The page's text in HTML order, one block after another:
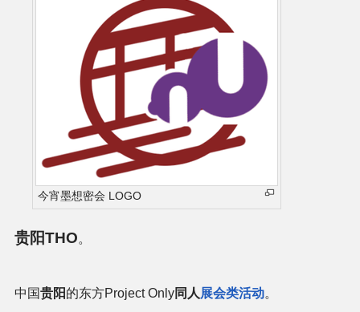
今宵墨想密会 LOGO
贵阳THO。
中国贵阳的东方Project Only同人 展会类活动。
东方相关活动
其他相关项目
二次创作与活动
展会及活动导航